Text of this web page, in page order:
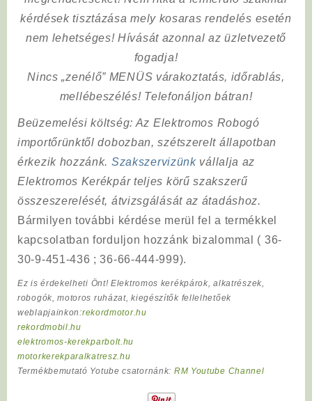
kérdések tisztázása mely kosaras rendelés esetén
nem lehetséges! Hívását azonnal az üzletvezető
fogadja!
Nincs „zenélő” MENÜS várakoztatás, időrablás,
mellébeszélés! Telefonáljon bátran!
Beüzemelési költség: Az Elektromos Robogó
importőrünktől dobozban, szétszerelt állapotban
érkezik hozzánk. Szakszervizünk vállalja az
Elektromos Kerékpár teljes körű szakszerű
összeszerelését, átvizsgálását az átadáshoz.
Bármilyen további kérdése merül fel a termékkel
kapcsolatban forduljon hozzánk bizalommal ( 36-
30-9-451-436 ; 36-66-444-999).
Ez is érdekelheti Önt! Elektromos kerékpárok, alkatrészek,
robogók, motoros ruházat, kiegészítők fellelhetőek
weblapjainkon:rekordmotor.hu
rekordmobil.hu
elektromos-kerekparbolt.hu
motorkerekparalkatresz.hu
Termékbemutató Yotube csatornánk: RM Youtube Channel